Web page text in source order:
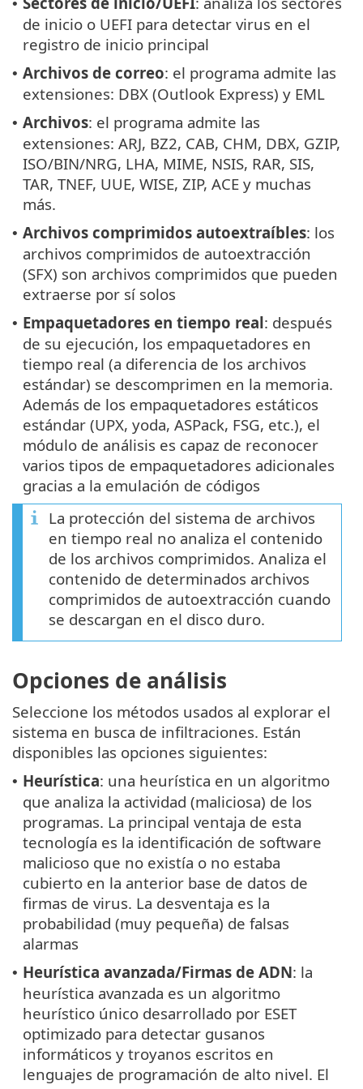
de inicio o UEFI para detectar virus en el
registro de inicio principal
• Archivos de correo: el programa admite las
extensiones: DBX (Outlook Express) y EML
• Archivos: el programa admite las
extensiones: ARJ, BZ2, CAB, CHM, DBX, GZIP,
ISO/BIN/NRG, LHA, MIME, NSIS, RAR, SIS,
TAR, TNEF, UUE, WISE, ZIP, ACE y muchas
más.
• Archivos comprimidos autoextraíbles: los
archivos comprimidos de autoextracción
(SFX) son archivos comprimidos que pueden
extraerse por sí solos
• Empaquetadores en tiempo real: después
de su ejecución, los empaquetadores en
tiempo real (a diferencia de los archivos
estándar) se descomprimen en la memoria.
Además de los empaquetadores estáticos
estándar (UPX, yoda, ASPack, FSG, etc.), el
módulo de análisis es capaz de reconocer
varios tipos de empaquetadores adicionales
gracias a la emulación de códigos
La protección del sistema de archivos
en tiempo real no analiza el contenido
de los archivos comprimidos. Analiza el
contenido de determinados archivos
comprimidos de autoextracción cuando
se descargan en el disco duro.
Opciones de análisis
Seleccione los métodos usados al explorar el
sistema en busca de infiltraciones. Están
disponibles las opciones siguientes:
• Heurística: una heurística en un algoritmo
que analiza la actividad (maliciosa) de los
programas. La principal ventaja de esta
tecnología es la identificación de software
malicioso que no existía o no estaba
cubierto en la anterior base de datos de
firmas de virus. La desventaja es la
probabilidad (muy pequeña) de falsas
alarmas
• Heurística avanzada/Firmas de ADN: la
heurística avanzada es un algoritmo
heurístico único desarrollado por ESET
optimizado para detectar gusanos
informáticos y troyanos escritos en
lenguajes de programación de alto nivel. El